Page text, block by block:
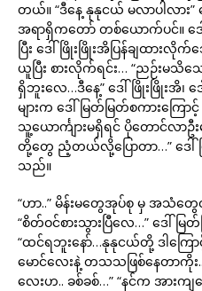
တယ်။ “ဒီနေ့ နုနုငယ် မလာပါလာ
အရာရှိကတော် တစ်ယောက်ပင်။
ပြီး ဒေါ်ဖြိုးဖြိုးအိပြန်ချထ
ယူပြီး စားလိုက်ရင်း… “ညဉ်းမသိ
ရှိဘူးလေ…ဒီနေ့” ဒေါ်ဖြိုးဖြိုးအိ၊
များက ဒေါ်မြတ်မြတ်စကားကြော
သူ့ယောင်္ကျားမရှိရင် ပိုတောင်လာဦ
တို့တွေ ညံ့တယ်လို့ပြောတာ…” ဒေါ်
သည်။
“ဟာ..” မိန်းမတွေအုပ်စု မှ အသံတွ
“စိတ်ဝင်စားသွားပြီလေ…” ဒေါ်မြ
“ထင်ရဘူးနော်…နုနုငယ်တို့ ဒါကြေ
မောင်လေးနဲ့ တသသဖြစ်နေတာကို
လေးဟ.. ခစ်ခစ်…” “နင်က အားက